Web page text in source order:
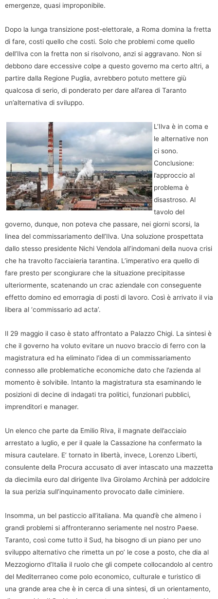
emergenze, quasi improponibile.
Dopo la lunga transizione post-elettorale, a Roma domina la fretta
di fare, costi quello che costi. Solo che problemi come quello
dell’Ilva con la fretta non si risolvono, anzi si aggravano. Non si
debbono dare eccessive colpe a questo governo ma certo altri, a
partire dalla Regione Puglia, avrebbero potuto mettere giù
qualcosa di serio, di ponderato per dare all’area di Taranto
un’alternativa di sviluppo.
L’Ilva è in coma e
le alternative non
ci sono.
Conclusione:
l’approccio al
problema è
disastroso. Al
tavolo del
governo, dunque, non poteva che passare, nei giorni scorsi, la
linea del commissariamento dell’Ilva. Una soluzione prospettata
dallo stesso presidente Nichi Vendola all’indomani della nuova crisi
che ha travolto l’acciaieria tarantina. L’imperativo era quello di
fare presto per scongiurare che la situazione precipitasse
ulteriormente, scatenando un crac aziendale con conseguente
effetto domino ed emorragia di posti di lavoro. Così è arrivato il via
libera al ‘commissario ad acta’.
Il 29 maggio il caso è stato affrontato a Palazzo Chigi. La sintesi è
che il governo ha voluto evitare un nuovo braccio di ferro con la
magistratura ed ha eliminato l’idea di un commissariamento
connesso alle problematiche economiche dato che l’azienda al
momento è solvibile. Intanto la magistratura sta esaminando le
posizioni di decine di indagati tra politici, funzionari pubblici,
imprenditori e manager.
Un elenco che parte da Emilio Riva, il magnate dell’acciaio
arrestato a luglio, e per il quale la Cassazione ha confermato la
misura cautelare. E’ tornato in libertà, invece, Lorenzo Liberti,
consulente della Procura accusato di aver intascato una mazzetta
da diecimila euro dal dirigente Ilva Girolamo Archinà per addolcire
la sua perizia sull’inquinamento provocato dalle ciminiere.
Insomma, un bel pasticcio all’italiana. Ma quand’è che almeno i
grandi problemi si affronteranno seriamente nel nostro Paese.
Taranto, così come tutto il Sud, ha bisogno di un piano per uno
sviluppo alternativo che rimetta un po’ le cose a posto, che dia al
Mezzogiorno d’Italia il ruolo che gli compete collocandolo al centro
del Mediterraneo come polo economico, culturale e turistico di
una grande area che è in cerca di una sintesi, di un orientamento,